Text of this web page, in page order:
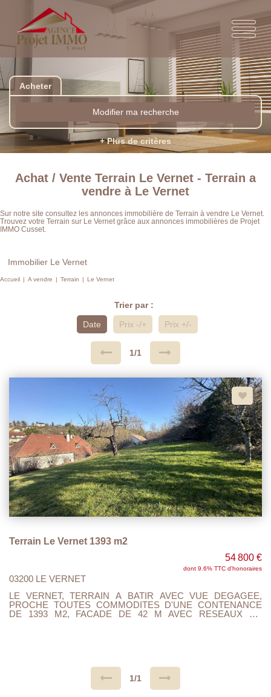
Acheter
Modifier ma recherche
+ Plus de critères
Achat / Vente Terrain Le Vernet - Terrain a
vendre à Le Vernet
Sur notre site consultez les annonces immobilière de Terrain à vendre Le Vernet.
Trouvez votre Terrain sur Le Vernet grâce aux annonces immobilières de Projet
IMMO Cusset.
Immobilier Le Vernet
Accueil A vendre Terrain Le Vernet
Trier par :
Date
Prix -/+ Prix +/-
1/1
Terrain Le Vernet 1393 m2
54 800 €
dont 9.6% TTC d'honoraires
03200 LE VERNET
LE VERNET, TERRAIN A BATIR AVEC VUE DEGAGEE,
PROCHE TOUTES COMMODITES D'UNE CONTENANCE
DE 1393 M2, FACADE DE 42 M AVEC RESEAUX EN
1/1